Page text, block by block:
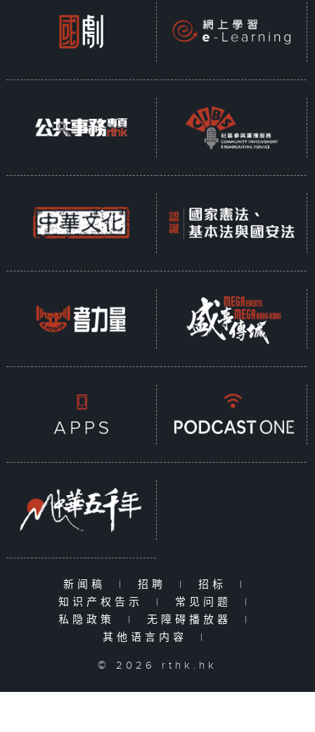
新闻稿 | 招聘 | 招标
|
知识产权告示
| 常见问题
|
私隐政策
| 无障碍播放器
|
其他语言内容
|
© 2026 rthk.hk